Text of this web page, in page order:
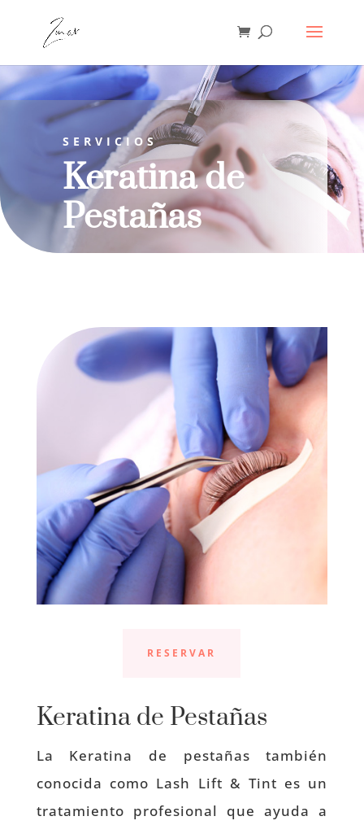
SERVICIOS
Keratina de
Pestañas
RESERVAR
Keratina de Pestañas
La Keratina de pestañas también
conocida como Lash Lift & Tint es un
tratamiento profesional que ayuda a